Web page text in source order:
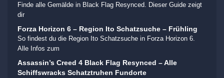
Finde alle Gemälde in Black Flag Resynced. Dieser Guide zeigt
dir
Forza Horizon 6 – Region Ito Schatzsuche – Frühling
So findest du die Region Ito Schatzsuche in Forza Horizon 6.
Alle Infos zum
Assassin’s Creed 4 Black Flag Resynced – Alle
Schiffswracks Schatztruhen Fundorte